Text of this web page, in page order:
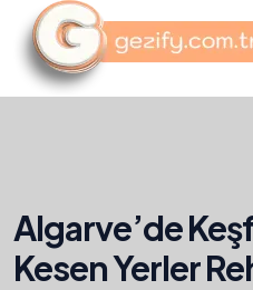
Algarve’de
Kesen Yerler